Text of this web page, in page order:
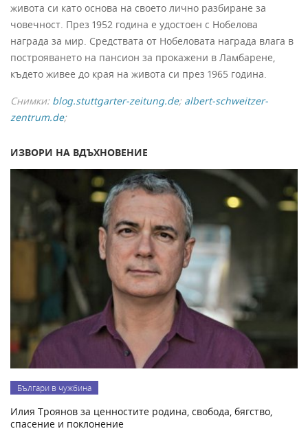
живота си като основа на своето лично разбиране за
човечност. През 1952 година е удостоен с Нобелова
награда за мир. Средствата от Нобеловата награда влага в
построяването на пансион за прокажени в Ламбарене,
където живее до края на живота си през 1965 година.
Снимки: blog.stuttgarter-zeitung.de; albert-schweitzer-
zentrum.de;
ИЗВОРИ НА ВДЪХНОВЕНИЕ
Българи в чужбина
Илия Троянов за ценностите родина, свобода, бягство,
спасение и поклонение